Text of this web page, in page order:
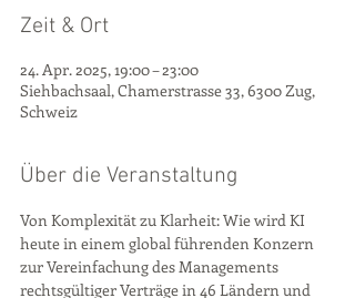
Zeit & Ort
24. Apr. 2025, 19:00 – 23:00
Siehbachsaal, Chamerstrasse 33, 6300 Zug,
Schweiz
Über die Veranstaltung
Von Komplexität zu Klarheit: Wie wird KI
heute in einem global führenden Konzern
zur Vereinfachung des Managements
rechtsgültiger Verträge in 46 Ländern und